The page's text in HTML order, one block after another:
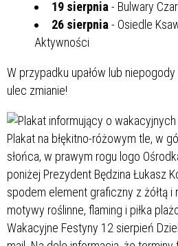
19 sierpnia - Bulwary
26 sierpnia - Osiedle
Aktywności
W przypadku upałów lub
ulec zmianie!